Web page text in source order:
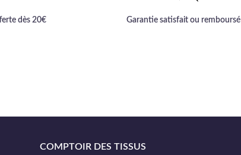
dès 20€ Garantie satisfait ou remboursé
COMPTOIR DES TISSUS